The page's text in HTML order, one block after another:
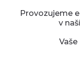
Provozujeme
v